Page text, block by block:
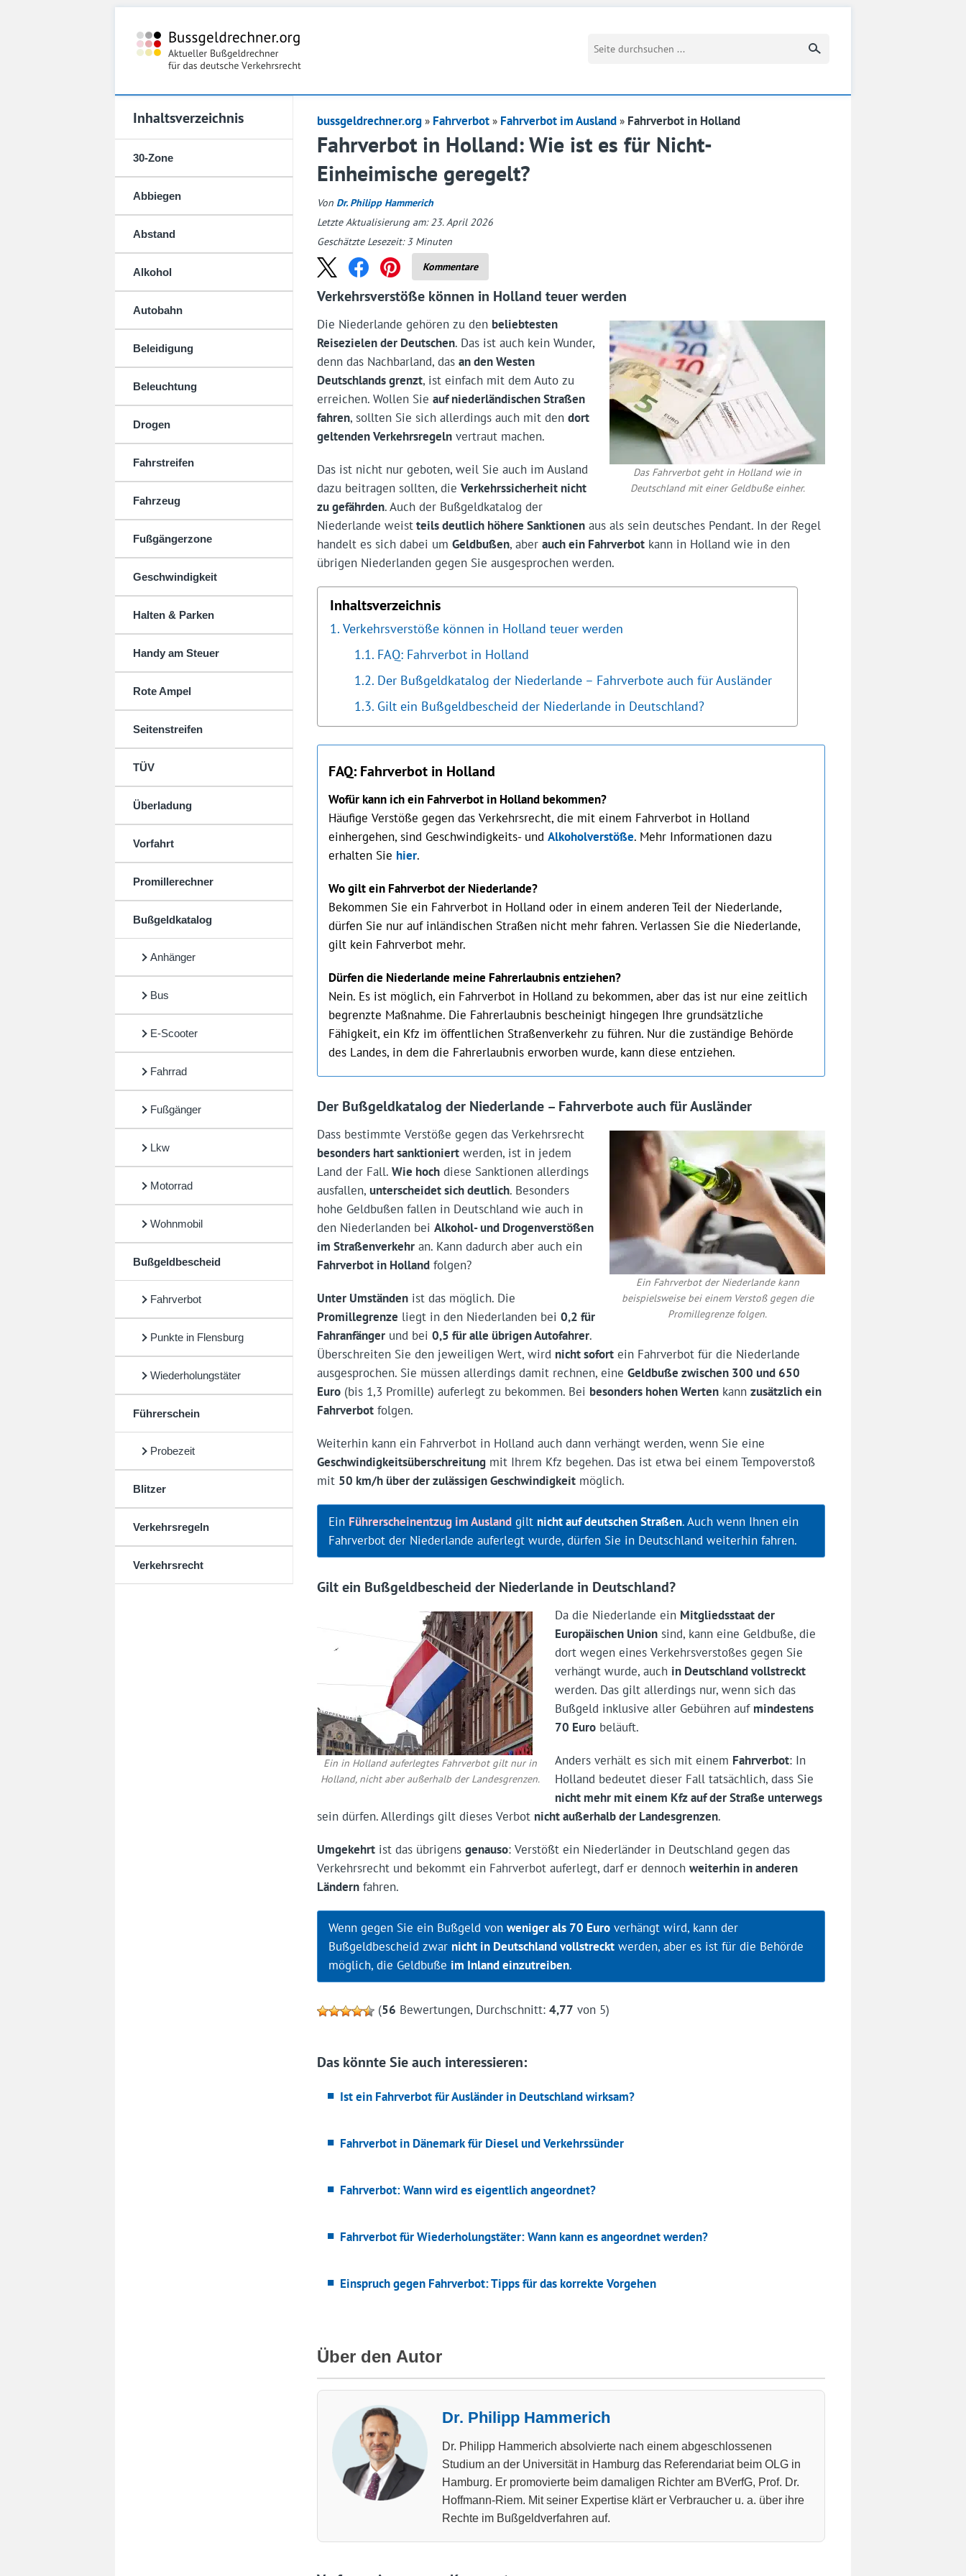
Suchbegriff eingeben
Inhaltsverzeichnis
30-Zone
Abbiegen
Abstand
Alkohol
Autobahn
Beleidigung
Beleuchtung
Drogen
Fahrstreifen
Fahrzeug
Fußgängerzone
Geschwindigkeit
Halten & Parken
Handy am Steuer
Rote Ampel
Seitenstreifen
TÜV
Überladung
Vorfahrt
Promillerechner
Bußgeldkatalog
Anhänger
Bus
E-Scooter
Fahrrad
Fußgänger
Lkw
Motorrad
Wohnmobil
Bußgeldbescheid
Fahrverbot
Punkte in Flensburg
Wiederholungstäter
Führerschein
Probezeit
Blitzer
Verkehrsregeln
Verkehrsrecht
bussgeldrechner.org Fahrverbot Fahrverbot im Ausland Fahrverbot in Holland
Fahrverbot in Holland: Wie ist es für Nicht-
Einheimische geregelt?
Von Dr. Philipp Hammerich
Letzte Aktualisierung am: 23. April 2026
Geschätzte Lesezeit:3 Minuten
Kommentare
Verkehrsverstöße können in Holland teuer werden
Das Fahrverbot geht in Holland wie in
Deutschland mit einer Geldbuße einher.
Die Niederlande gehören zu den beliebtesten
Reisezielen der Deutschen. Das ist auch kein Wunder,
denn das Nachbarland, das an den Westen
Deutschlands grenzt, ist einfach mit dem Auto zu
erreichen. Wollen Sie auf niederländischen Straßen
fahren, sollten Sie sich allerdings auch mit den dort
geltenden Verkehrsregelnvertraut machen.
Das ist nicht nur geboten, weil Sie auch im Ausland
dazu beitragen sollten, die Verkehrssicherheit nicht
zu gefährden. Auch der Bußgeldkatalog der
Niederlande weistteils deutlich höhere Sanktionenaus als sein deutsches Pendant. In der Regel
handelt es sich dabei um Geldbußen, aber auch ein Fahrverbotkann in Holland wie in den
übrigen Niederlanden gegen Sie ausgesprochen werden.
Inhaltsverzeichnis
Verkehrsverstöße können in Holland teuer werden
FAQ: Fahrverbot in Holland
Der Bußgeldkatalog der Niederlande – Fahrverbote auch für Ausländer
Gilt ein Bußgeldbescheid der Niederlande in Deutschland?
FAQ: Fahrverbot in Holland
Wofür kann ich ein Fahrverbot in Holland bekommen?
Häufige Verstöße gegen das Verkehrsrecht, die mit einem Fahrverbot in Holland
einhergehen, sind Geschwindigkeits- und Alkoholverstöße. Mehr Informationen dazu
erhalten Sie hier.
Wo gilt ein Fahrverbot der Niederlande?
Bekommen Sie ein Fahrverbot in Holland oder in einem anderen Teil der Niederlande,
dürfen Sie nur auf inländischen Straßen nicht mehr fahren. Verlassen Sie die Niederlande,
gilt kein Fahrverbot mehr.
Dürfen die Niederlande meine Fahrerlaubnis entziehen?
Nein. Es ist möglich, ein Fahrverbot in Holland zu bekommen, aber das ist nur eine zeitlich
begrenzte Maßnahme. Die Fahrerlaubnis bescheinigt hingegen Ihre grundsätzliche
Fähigkeit, ein Kfz im öffentlichen Straßenverkehr zu führen. Nur die zuständige Behörde
des Landes, in dem die Fahrerlaubnis erworben wurde, kann diese entziehen.
Der Bußgeldkatalog der Niederlande – Fahrverbote auch für Ausländer
Ein Fahrverbot der Niederlande kann
beispielsweise bei einem Verstoß gegen die
Promillegrenze folgen.
Dass bestimmte Verstöße gegen das Verkehrsrecht
besonders hart sanktioniertwerden, ist in jedem
Land der Fall. Wie hochdiese Sanktionen allerdings
ausfallen, unterscheidet sich deutlich. Besonders
hohe Geldbußen fallen in Deutschland wie auch in
den Niederlanden bei Alkohol- und Drogenverstößen
im Straßenverkehran. Kann dadurch aber auch ein
Fahrverbot in Hollandfolgen?
Unter Umständenist das möglich. Die
Promillegrenze liegt in den Niederlanden bei 0,2 für
Fahranfängerund bei 0,5 für alle übrigen Autofahrer.
Überschreiten Sie den jeweiligen Wert, wird nicht sofortein Fahrverbot für die Niederlande
ausgesprochen. Sie müssen allerdings damit rechnen, eine Geldbuße zwischen 300 und 650
Euro(bis 1,3 Promille) auferlegt zu bekommen. Bei besonders hohen Wertenkann zusätzlich ein
Fahrverbotfolgen.
Weiterhin kann ein Fahrverbot in Holland auch dann verhängt werden, wenn Sie eine
Geschwindigkeitsüberschreitungmit Ihrem Kfz begehen. Das ist etwa bei einem Tempoverstoß
mit 50 km/h über der zulässigen Geschwindigkeitmöglich.
Ein Führerscheinentzug im Auslandgilt nicht auf deutschen Straßen. Auch wenn Ihnen ein
Fahrverbot der Niederlande auferlegt wurde, dürfen Sie in Deutschland weiterhin fahren.
Gilt ein Bußgeldbescheid der Niederlande in Deutschland?
Ein in Holland auferlegtes Fahrverbot gilt nur in
Holland, nicht aber außerhalb der Landesgrenzen.
Da die Niederlande ein Mitgliedsstaat der
Europäischen Union sind, kann eine Geldbuße, die
dort wegen eines Verkehrsverstoßes gegen Sie
verhängt wurde, auch in Deutschland vollstreckt
werden. Das gilt allerdings nur, wenn sich das
Bußgeld inklusive aller Gebühren auf mindestens
70 Euro beläuft.
Anders verhält es sich mit einem Fahrverbot: In
Holland bedeutet dieser Fall tatsächlich, dass Sie
nicht mehr mit einem Kfz auf der Straße unterwegs
sein dürfen. Allerdings gilt dieses Verbot nicht außerhalb der Landesgrenzen.
Umgekehrtist das übrigens genauso: Verstößt ein Niederländer in Deutschland gegen das
Verkehrsrecht und bekommt ein Fahrverbot auferlegt, darf er dennoch weiterhin in anderen
Ländernfahren.
Wenn gegen Sie ein Bußgeld von weniger als 70 Euroverhängt wird, kann der
Bußgeldbescheid zwar nicht in Deutschland vollstrecktwerden, aber es ist für die Behörde
möglich, die Geldbuße im Inland einzutreiben.
(56 Bewertungen, Durchschnitt: 4,77 von 5)
Das könnte Sie auch interessieren:
Ist ein Fahrverbot für Ausländer in Deutschland wirksam?
Fahrverbot in Dänemark für Diesel und Verkehrssünder
Fahrverbot: Wann wird es eigentlich angeordnet?
Fahrverbot für Wiederholungstäter: Wann kann es angeordnet werden?
Einspruch gegen Fahrverbot: Tipps für das korrekte Vorgehen
Über den Autor
Dr. Philipp Hammerich
Dr. Philipp Hammerich absolvierte nach einem abgeschlossenen
Studium an der Universität in Hamburg das Referendariat beim OLG in
Hamburg. Er promovierte beim damaligen Richter am BVerfG, Prof. Dr.
Hoffmann-Riem. Mit seiner Expertise klärt er Verbraucher u. a. über ihre
Rechte im Bußgeldverfahren auf.